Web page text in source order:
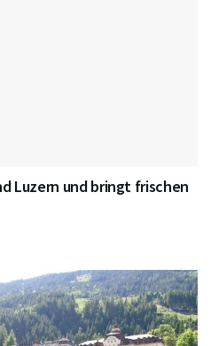
Luzern und bringt frischen